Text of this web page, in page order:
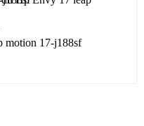
motion 17-j188sf